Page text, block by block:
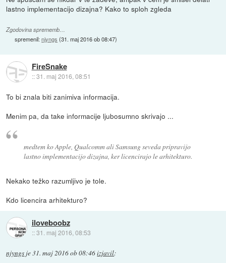
lastno implementacijo dizajna? Kako to sploh zgleda
Zgodovina sprememb…
spremenil:njyngs (31. maj 2016 ob 08:47)
FireSnake
::31. maj 2016, 08:51
To bi znala biti zanimiva informacija.
Menim pa, da take informacije ljubosumno skrivajo ...
medtem ko Apple, Qualcomm ali Samsung seveda pripravijo
lastno implementacijo dizajna, ker licencirajo le arhitekturo.
Nekako težko razumljivo je tole.
Kdo licencira arhitekturo?
iloveboobz
::31. maj 2016, 08:53
njyngs je31. maj 2016 ob 08:46izjavil: